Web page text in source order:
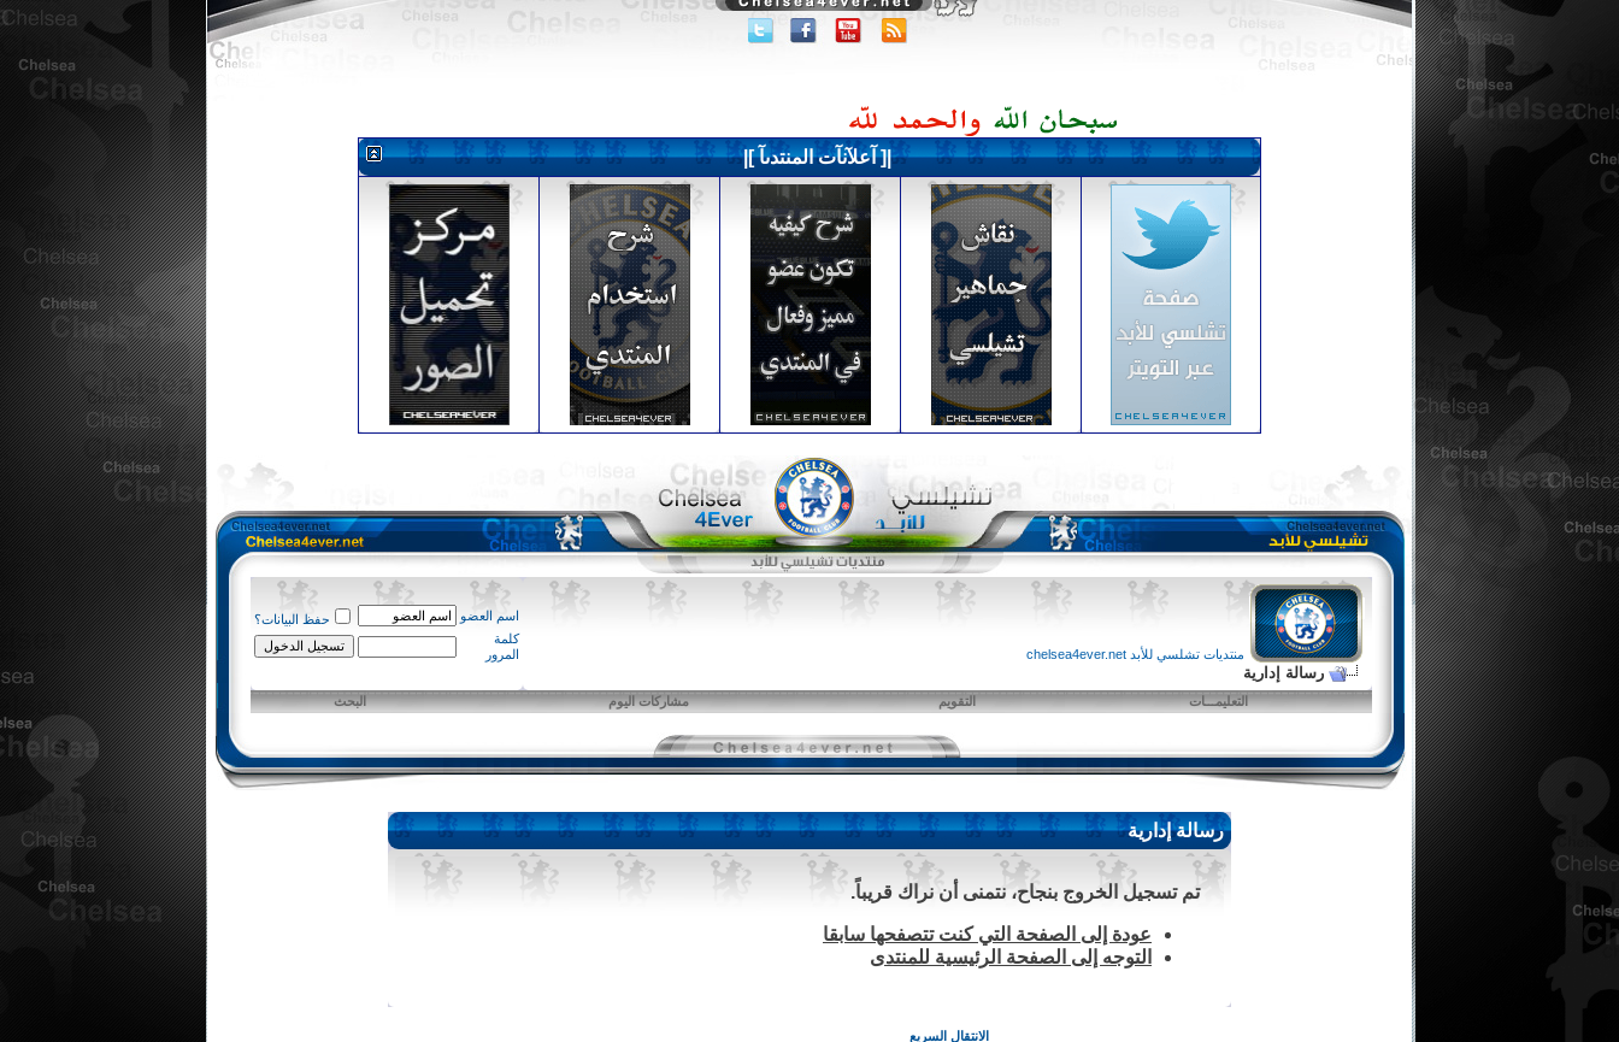
|[ آعلآنآت المنتدىآ ]|
منتديات تشلسي للأبد chelsea4ever.net
رسالة إدارية
اسم العضو
حفظ البيانات؟
كلمة
المرور
التعليمـــات التقويم مشاركات اليوم البحث
رسالة إدارية
تم تسجيل الخروج بنجاح، نتمنى أن نراك قريباً.
عودة إلى الصفحة التي كنت تتصفحها سابقا
التوجه إلى الصفحة الرئيسية للمنتدى
الانتقال السريع